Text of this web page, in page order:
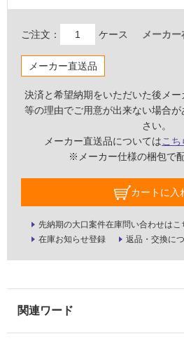
ご注文： ケース メーカー
メーカー直送品
決済と希望納期をいただいた後メ
等の理由でご用意が出来ない場合
さい。
メーカー直送品についてはこ
※メーカー仕様の梱包で
カートに入
先納期の大口案件在庫問い合わせはこ
在庫お知らせ登録
返品・交換に
常
に
適
し
て
る
し
て
意
が
必
し